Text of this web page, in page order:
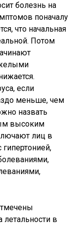
болезнь на
поначалу
что начальная
Потом
если
меньше, чем
назвать
высоким
лиц в
гипертонией,
летальности в